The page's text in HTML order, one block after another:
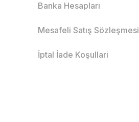
Banka Hesapları
Mesafeli Satış Sözleşmesi
İptal İade Koşullari